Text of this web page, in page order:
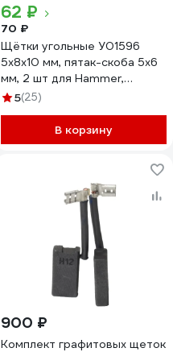
62 ₽
70 ₽
Щётки угольные У01596
5х8х10 мм, пятак-скоба 5х6
мм, 2 шт для Hammer,
ИНТЕРСКОЛ Калибр
5(25)
В корзину
900 ₽
Комплект графитовых щеток